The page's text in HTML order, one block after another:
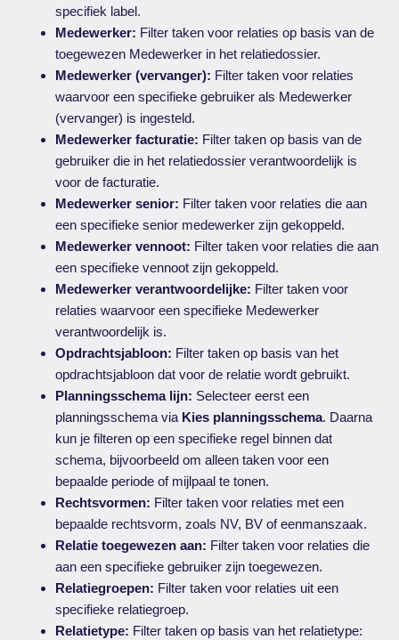
specifiek label.
Medewerker: Filter taken voor relaties op basis van de
toegewezen Medewerker in het relatiedossier.
Medewerker (vervanger): Filter taken voor relaties
waarvoor een specifieke gebruiker als Medewerker
(vervanger) is ingesteld.
Medewerker facturatie: Filter taken op basis van de
gebruiker die in het relatiedossier verantwoordelijk is
voor de facturatie.
Medewerker senior: Filter taken voor relaties die aan
een specifieke senior medewerker zijn gekoppeld.
Medewerker vennoot: Filter taken voor relaties die aan
een specifieke vennoot zijn gekoppeld.
Medewerker verantwoordelijke: Filter taken voor
relaties waarvoor een specifieke Medewerker
verantwoordelijk is.
Opdrachtsjabloon: Filter taken op basis van het
opdrachtsjabloon dat voor de relatie wordt gebruikt.
Planningsschema lijn: Selecteer eerst een
planningsschema via Kies planningsschema. Daarna
kun je filteren op een specifieke regel binnen dat
schema, bijvoorbeeld om alleen taken voor een
bepaalde periode of mijlpaal te tonen.
Rechtsvormen: Filter taken voor relaties met een
bepaalde rechtsvorm, zoals NV, BV of eenmanszaak.
Relatie toegewezen aan: Filter taken voor relaties die
aan een specifieke gebruiker zijn toegewezen.
Relatiegroepen: Filter taken voor relaties uit een
specifieke relatiegroep.
Relatietype: Filter taken op basis van het relatietype: